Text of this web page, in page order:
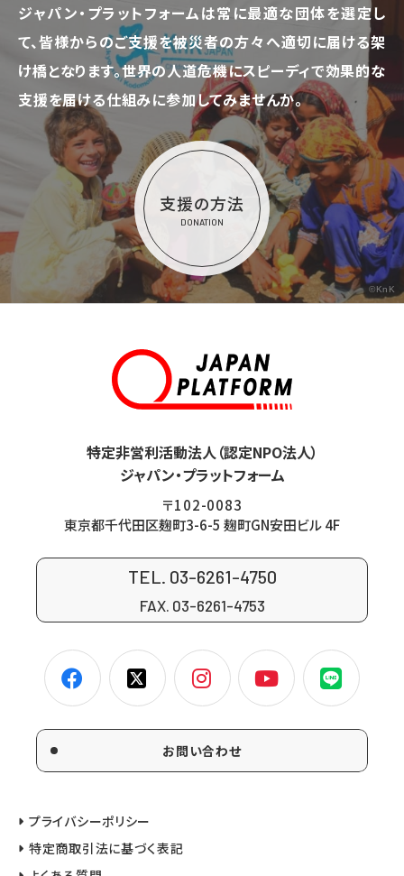
ジャパン・プラットフォームは常に最適な団体を選定し
て、皆様からのご支援を被災者の方々へ適切に届ける架
け橋となります。世界の人道危機にスピーディで効果的な
支援を届ける仕組みに参加してみませんか。
支援の方法
DONATION
©KnK
特定非営利活動法人（認定NPO法人）
ジャパン・プラットフォーム
〒102-0083
東京都千代田区麹町3-6-5 麹町GN安田ビル 4F
TEL. 03-6261-4750
FAX. 03-6261-4753
お問い合わせ
プライバシーポリシー
特定商取引法に基づく表記